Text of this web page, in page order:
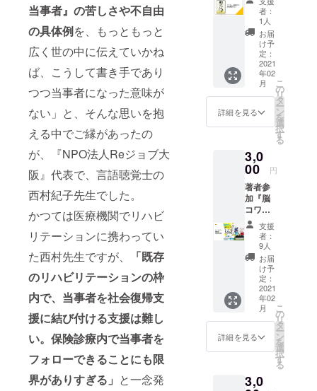
当事者』の苦しさや不自由
の具体例を、もっともっと
広く世の中に伝えていかね
ば、こうして書き手であり
つつ当事者になった意味が
ない」と、そんな思いを抱
える中でご縁があったの
が、『NPO法人Reジョブ大
阪』代表で、言語聴覚士の
西村紀子先生でした。
かつては医療機関でリハビ
リテーションに携わってい
た西村先生ですが、
「既存
のリハビリテーションの枠
内で、当事者を社会復帰支
援に結び付ける支援は難し
い。保険診療内で当事者を
フォローできることにも限
界がありすぎる」 と一念発
mazon.
co.jp/dp
/483315
3173
射日光
やライ
トに長
時間さ
らすと
変色す
る可能
性があ
のでご
注意く
送は、
クラウ
ドファ
ンディ
ング終
了後と
なりま
す。
了後と
なりま
す。
発送
は、ク
ラウド
ファン
ディン
グ終了
後とな
りま
す。 動
画に関
サイト
での
お伝え
する形
でのリ
ターン
になり
ますの
で、イ
ンター
ネット
で動画
配信サ
イトが
見られ
る環境
なりま
てぇや
これが
高次脳
機能障
害者や
で』に
鈴木大
介と西
村紀子
のサン
キュー
て。 発
送は、
クラウ
ドファ
ンディ
ング終
了後と
なりま
す。 動
画に関
して
は、動
画配信
サイト
での
URLを
お伝え
になり
者：
1人
お届
け予
定：
2021
年02
月
詳細を見る
こ
の
リ
タ
ー
ン
を
選
択
す
る
3,0
00 円
著者参
加『脳
コワさ
ん支援
ガイ
ド』読
書会参
加権1回
分 著者
が読書
会に参
加する
権利で
す。サ
ン
きで
支援
者：
9人
お届
け予
定：
2021
年02
月
詳細を見る
こ
の
リ
タ
ー
ン
を
選
択
す
る
3,0